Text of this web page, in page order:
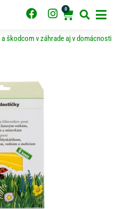
F
c
o
I
s
0
Cart
škodcom v záhrade aj v domácnosti